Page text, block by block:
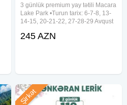
3 günlük premium yay tətili Macara
Lake Park •Turun tarix: 6-7-8, 13-
14-15, 20-21-22, 27-28-29 Avqust
(sadə) - 245₼ - Townhouse
245 AZN
Şirkət